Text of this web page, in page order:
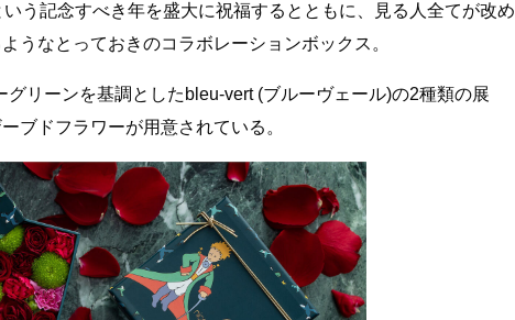
う記念すべき年を盛大に祝福するとともに、見る人全てが改め
うなとっておきのコラボレーションボックス。
リーンを基調としたbleu-vert (ブルーヴェール)の2種類の展
ブドフラワーが用意されている。